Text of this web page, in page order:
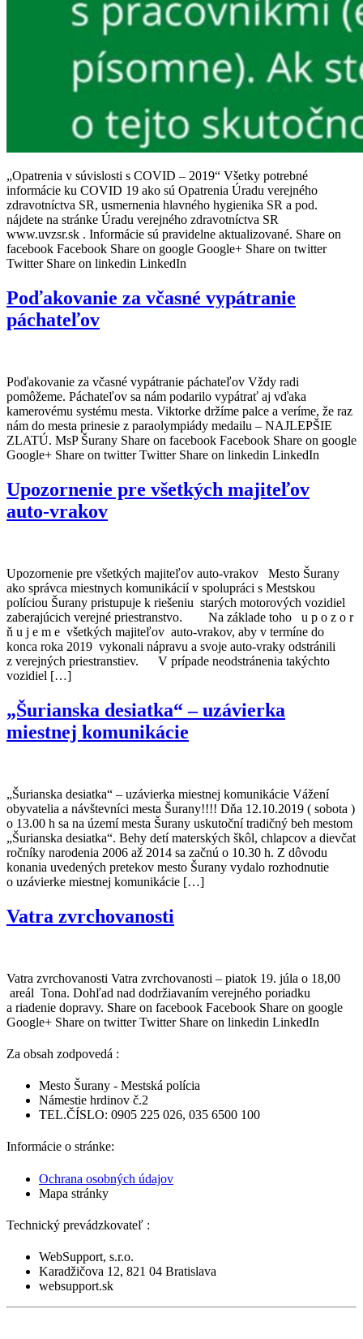
„Opatrenia v súvislosti s COVID – 2019“ Všetky potrebné
informácie ku COVID 19 ako sú Opatrenia Úradu verejného
zdravotníctva SR, usmernenia hlavného hygienika SR a pod.
nájdete na stránke Úradu verejného zdravotníctva SR
www.uvzsr.sk . Informácie sú pravidelne aktualizované. Share on
facebook Facebook Share on google Google+ Share on twitter
Twitter Share on linkedin LinkedIn
Poďakovanie za včasné vypátranie
páchateľov
Poďakovanie za včasné vypátranie páchateľov Vždy radi
pomôžeme. Páchateľov sa nám podarilo vypátrať aj vďaka
kamerovému systému mesta. Viktorke držíme palce a veríme, že raz
nám do mesta prinesie z paraolympiády medailu – NAJLEPŠIE
ZLATÚ. MsP Šurany Share on facebook Facebook Share on google
Google+ Share on twitter Twitter Share on linkedin LinkedIn
Upozornenie pre všetkých majiteľov
auto-vrakov
Upozornenie pre všetkých majiteľov auto-vrakov Mesto Šurany
ako správca miestnych komunikácií v spolupráci s Mestskou
políciou Šurany pristupuje k riešeniu starých motorových vozidiel
zaberajúcich verejné priestranstvo. Na základe toho u p o z o r
ň u j e m e všetkých majiteľov auto-vrakov, aby v termíne do
konca roka 2019 vykonali nápravu a svoje auto-vraky odstránili
z verejných priestranstiev. V prípade neodstránenia takýchto
vozidiel […]
„Šurianska desiatka“ – uzávierka
miestnej komunikácie
„Šurianska desiatka“ – uzávierka miestnej komunikácie Vážení
obyvatelia a návštevníci mesta Šurany!!!! Dňa 12.10.2019 ( sobota )
o 13.00 h sa na území mesta Šurany uskutoční tradičný beh mestom
„Šurianska desiatka“. Behy detí materských škôl, chlapcov a dievčat
ročníky narodenia 2006 až 2014 sa začnú o 10.30 h. Z dôvodu
konania uvedených pretekov mesto Šurany vydalo rozhodnutie
o uzávierke miestnej komunikácie […]
Vatra zvrchovanosti
Vatra zvrchovanosti Vatra zvrchovanosti – piatok 19. júla o 18,00
areál Tona. Dohľad nad dodržiavaním verejného poriadku
a riadenie dopravy. Share on facebook Facebook Share on google
Google+ Share on twitter Twitter Share on linkedin LinkedIn
Za obsah zodpovedá :
Mesto Šurany - Mestská polícia
Námestie hrdinov č.2
TEL.ČÍSLO: 0905 225 026, 035 6500 100
Informácie o stránke:
Ochrana osobných údajov
Mapa stránky
Technický prevádzkovateľ :
WebSupport, s.r.o.
Karadžičova 12, 821 04 Bratislava
websupport.sk